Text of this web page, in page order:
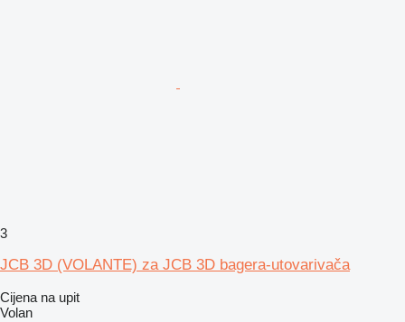
3
JCB 3D (VOLANTE) za JCB 3D bagera-utovarivača
Cijena na upit
Volan